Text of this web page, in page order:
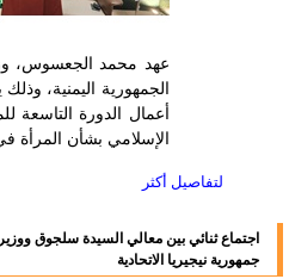
عهد محمد الجعسوس،
أعمال الدورة التاسعة
الإسلامي بشأن المرأة في
لتفاصيل أكثر
اجتماع ثنائي بين معالي السيدة سلجوق ووزيرة
جمهورية نيجيريا الاتحادية